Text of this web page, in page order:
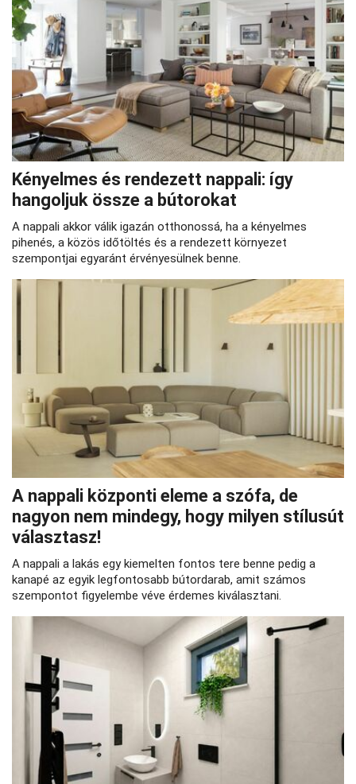
Kényelmes és rendezett nappali: így
hangoljuk össze a bútorokat
A nappali akkor válik igazán otthonossá, ha a kényelmes
pihenés, a közös időtöltés és a rendezett környezet
szempontjai egyaránt érvényesülnek benne.
A nappali központi eleme a szófa, de
nagyon nem mindegy, hogy milyen stílusút
választasz!
A nappali a lakás egy kiemelten fontos tere benne pedig a
kanapé az egyik legfontosabb bútordarab, amit számos
szempontot figyelembe véve érdemes kiválasztani.